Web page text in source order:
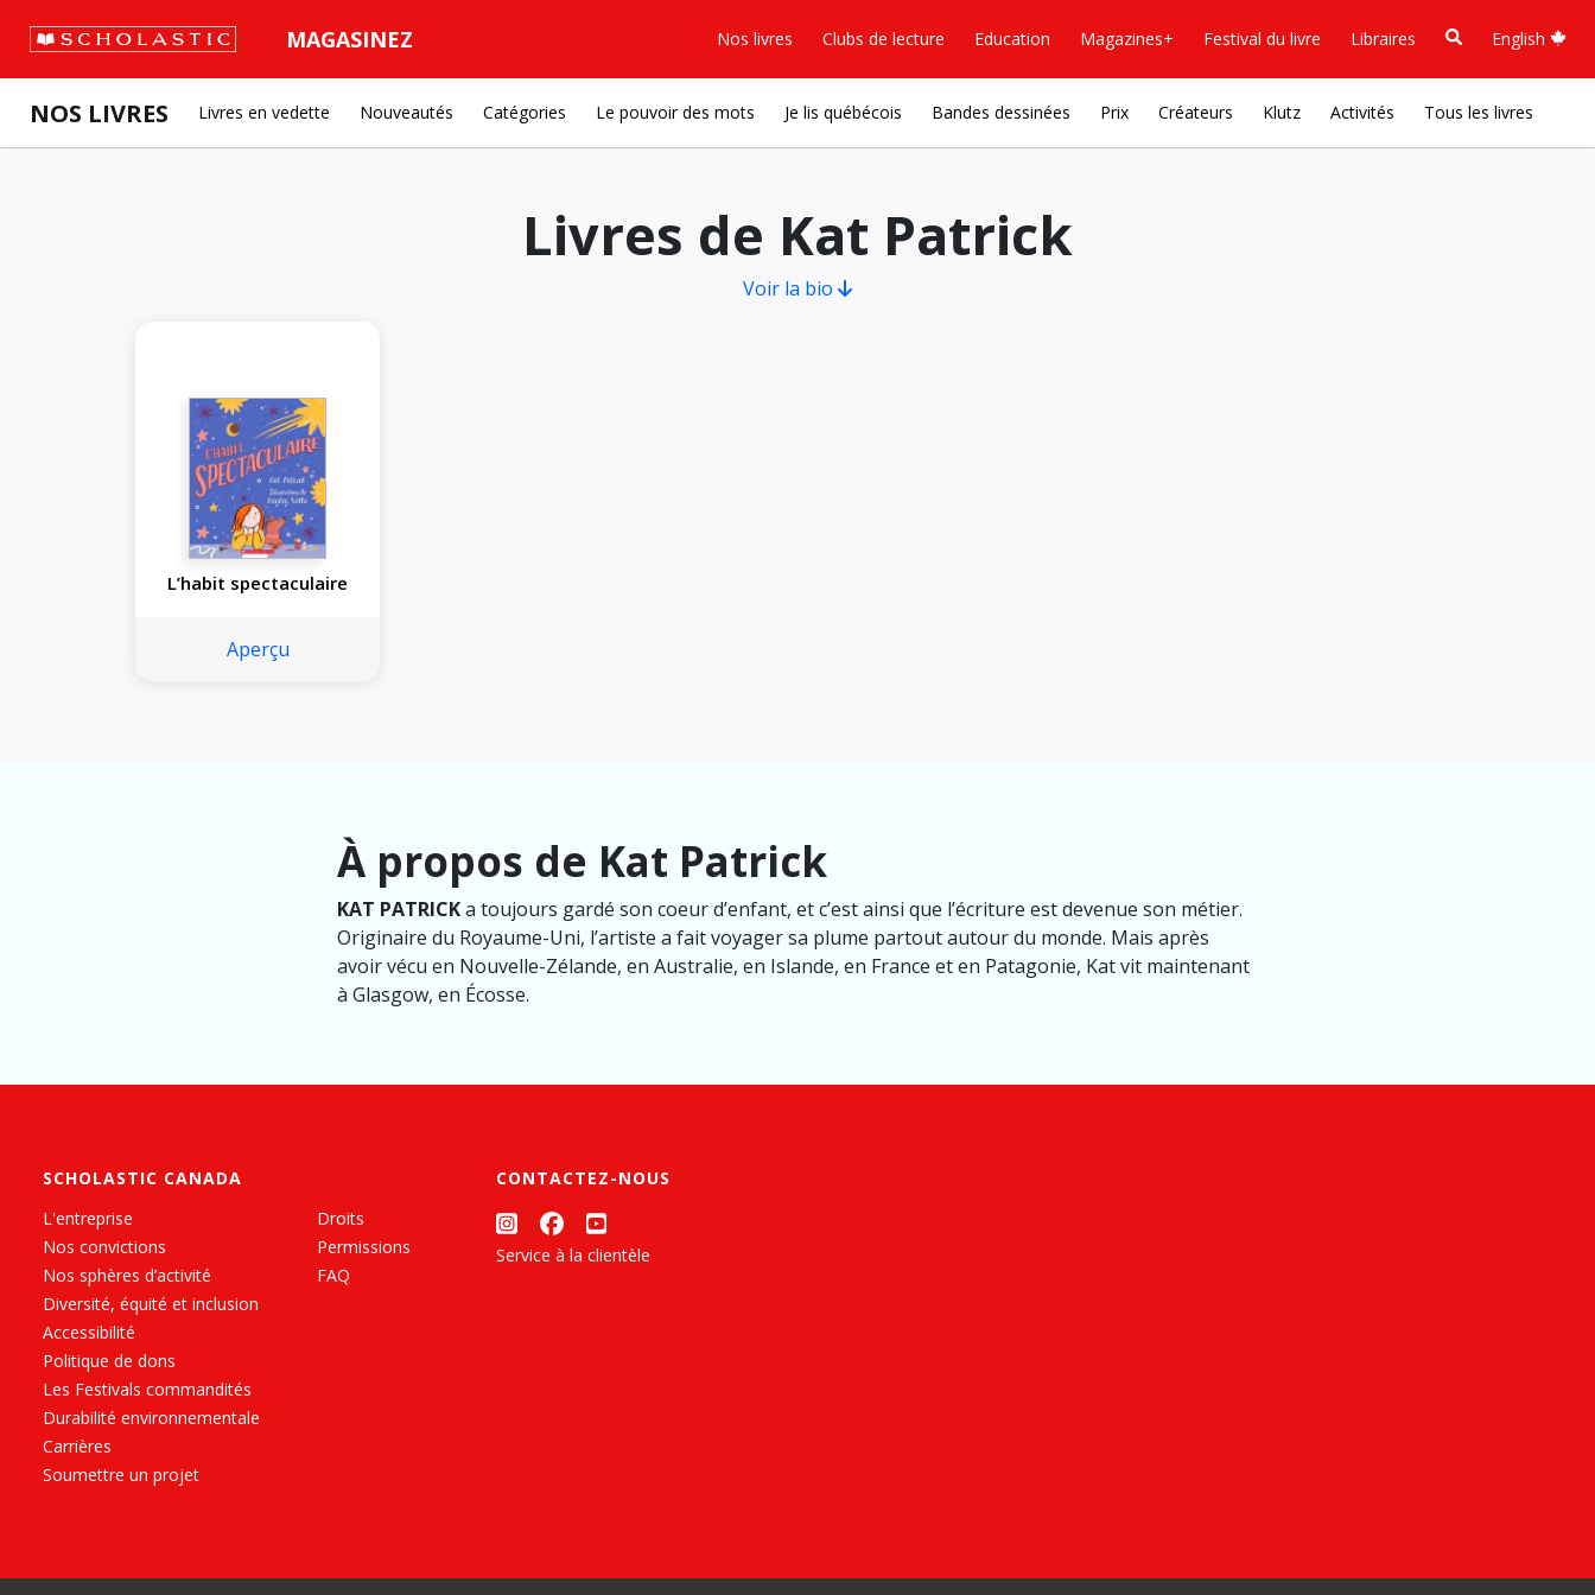
MAGASINEZ Nos livres Clubs de lecture Education Magazines+ Festival du livre Libraires English
NOS LIVRES Livres en vedette Nouveautés Catégories Le pouvoir des mots Je lis québécois Bandes dessinées Prix Créateurs Klutz Activités Tous les livres
Livres de Kat Patrick
Voir la bio
L’habit spectaculaire
Aperçu
À propos de Kat Patrick
KAT PATRICKa toujours gardé son coeur d’enfant, et c’est ainsi que l’écriture est devenue son métier.
Originaire du Royaume-Uni, l’artiste a fait voyager sa plume partout autour du monde. Mais après
avoir vécu en Nouvelle-Zélande, en Australie, en Islande, en France et en Patagonie, Kat vit maintenant
à Glasgow, en Écosse.
SCHOLASTIC CANADA
L'entreprise
Nos convictions
Nos sphères d’activité
Diversité, équité et inclusion
Accessibilité
Politique de dons
Les Festivals commandités
Durabilité environnementale
Carrières
Soumettre un projet
Droits
Permissions
FAQ
CONTACTEZ-NOUS
Service à la clientèle